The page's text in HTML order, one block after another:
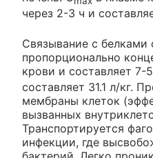
через 2-3 ч и
Связывание с белками
пропорционально
крови и составляет
составляет 31.1 л/кг.
мембраны клеток
вызванных
Транспортируется
инфекции, где